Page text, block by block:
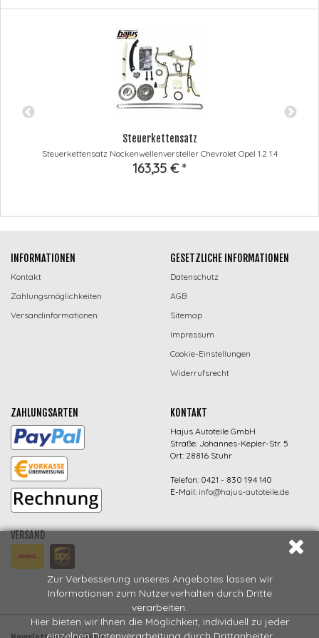
Zur Verbesserung unseres Angebotes lassen wir
Informationen zum Nutzerverhalten durch Dritte
verarbeiten.
Hier bieten wir Ihnen die Möglichkeit, individuell zu jeder
Steuerkettensatz
Steuerkettensatz Nockenwellenversteller Chevrolet Opel 1.2 1.4
163,35 € *
INFORMATIONEN
Kontakt
Zahlungsmöglichkeiten
Versandinformationen
GESETZLICHE INFORMATIONEN
Datenschutz
AGB
Sitemap
Impressum
Cookie-Einstellungen
Widerrufsrecht
ZAHLUNGSARTEN
VERSAND
KONTAKT
Hajus Autoteile GmbH
Straße: Johannes-Kepler-Str. 5
Ort: 28816 Stuhr
Telefon: 0421 - 830 194 140
E-Mail: info@hajus-autoteile.de